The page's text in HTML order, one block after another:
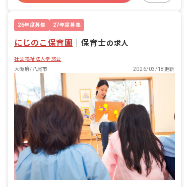
26年度募集 27年度募集
にじのこ保育園 ｜保育士の求人
社会福祉法人幸悠会
大阪府/八尾市
2026/03/18更新